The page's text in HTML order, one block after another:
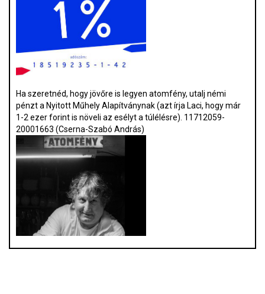
Ha szeretnéd, hogy jövőre is legyen atomfény, utalj némi
pénzt a Nyitott Műhely Alapítványnak (azt írja Laci, hogy már
1-2 ezer forint is növeli az esélyt a túlélésre). 11712059-
20001663 (Cserna-Szabó András)